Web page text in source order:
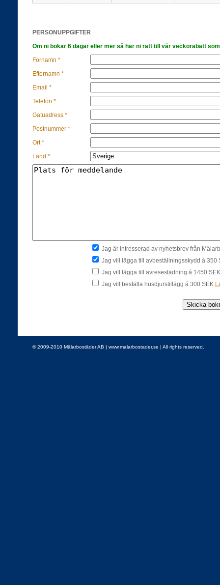
PERSONUPPGIFTER
Om ni bokar 6 dagar eller mer så har ni rätt till vår veckorabatt
Förnamn *
Efternamn *
Email *
Telefon *
Gatuadress *
Postnummer *
Ort *
Land *
Jag är intresserad av nyhetsbrev från
Jag vill lägga till avbeställningsskydd á 350
Jag vill lägga till avresestädning á 1450
Jag vill beställa husdjurstillägg á 300 SEK
© 2009-2010 Mälarbostäder AB | www.malarbostader.se | All rights reserved.